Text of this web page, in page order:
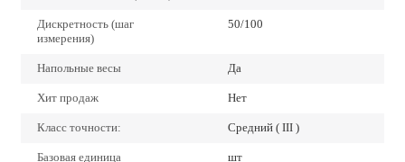
Дискретность (шаг
измерения)
50/100
Напольные весы Да
Хит продаж Нет
Класс точности: Средний ( III )
Базовая единица шт